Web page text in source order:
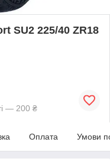
SU2 225/40 ZR18
— 200 ₴
Оплата Умови